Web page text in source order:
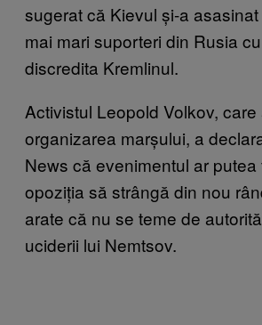
sugerat că Kievul și-a
mai mari suporteri din Rusia
discredita Kremlinul.
Activistul Leopold Volkov, care
organizarea marșului, a
News că evenimentul ar
opoziția să strângă din nou
arate că nu se teme de
uciderii lui Nemtsov.